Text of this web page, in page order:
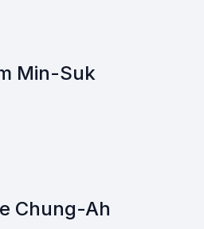
Min-Suk
Chung-Ah